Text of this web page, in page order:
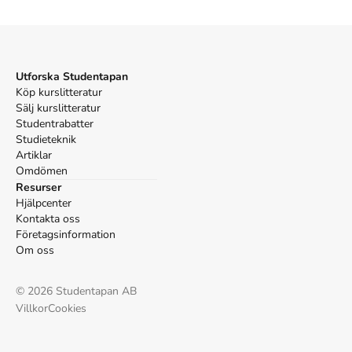
Utforska Studentapan
Köp kurslitteratur
Sälj kurslitteratur
Studentrabatter
Studieteknik
Artiklar
Omdömen
Resurser
Hjälpcenter
Kontakta oss
Företagsinformation
Om oss
© 2026 Studentapan AB
VillkorCookies